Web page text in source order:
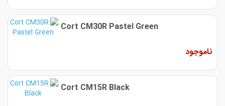
Cort CM30R Pastel Green
ناموجود
Cort CM15R Black